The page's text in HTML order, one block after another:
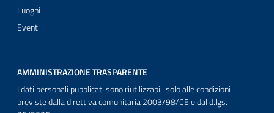
Luoghi
Eventi
AMMINISTRAZIONE TRASPARENTE
I dati personali pubblicati sono riutilizzabili solo alle condizioni
previste dalla direttiva comunitaria 2003/98/CE e dal d.lgs.